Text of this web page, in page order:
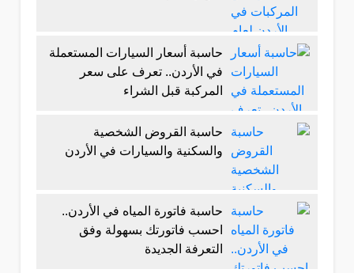
حاسبة أسعار السيارات المستعملة
في الأردن.. تعرف على سعر
المركبة قبل الشراء
حاسبة القروض الشخصية
والسكنية والسيارات في الأردن
حاسبة فاتورة المياه في الأردن..
احسب فاتورتك بسهولة وفق
التعرفة الجديدة